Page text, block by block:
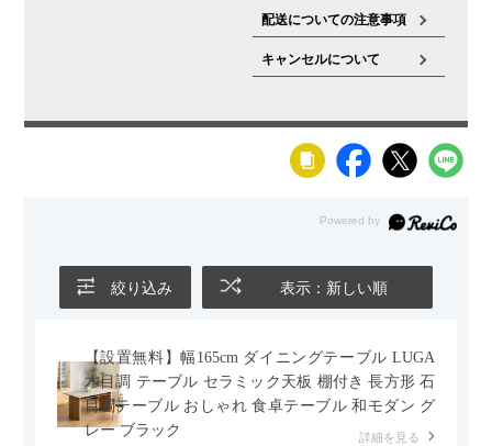
キャスター ナイロンキャスター
・可動式ヘッドレスト(角度・高さ調節) ・可動式ランバ
・3段階リクライニング・シン
降
梱包サイズ 幅740×奥行580×高さ660mm
梱包重量 28.5kg
組み立て お客様組立
配送についての注意事項
キャンセルについて
絞り込み 表示：新しい順
【設置無料】幅165cm ダイニングテーブル LUGA
木目調 テーブル セラミック天板 棚付き 長方形 石
目調テーブル おしゃれ 食卓テーブル 和モダン グ
レー ブラック
詳細を見る